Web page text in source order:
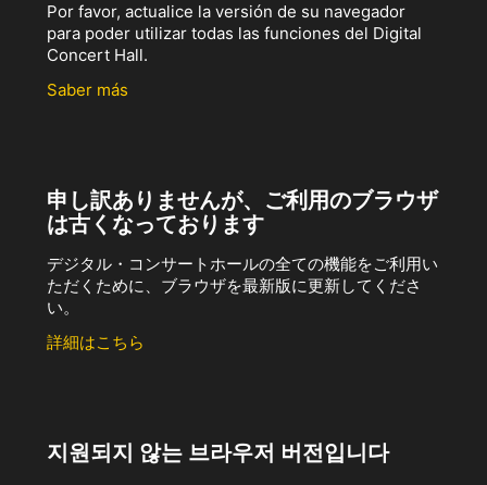
Por favor, actualice la versión de su navegador
para poder utilizar todas las funciones del Digital
Concert Hall.
Saber más
申し訳ありませんが、ご利用のブラウザ
は古くなっております
デジタル・コンサートホールの全ての機能をご利用い
ただくために、ブラウザを最新版に更新してくださ
い。
詳細はこちら
지원되지 않는 브라우저 버전입니다